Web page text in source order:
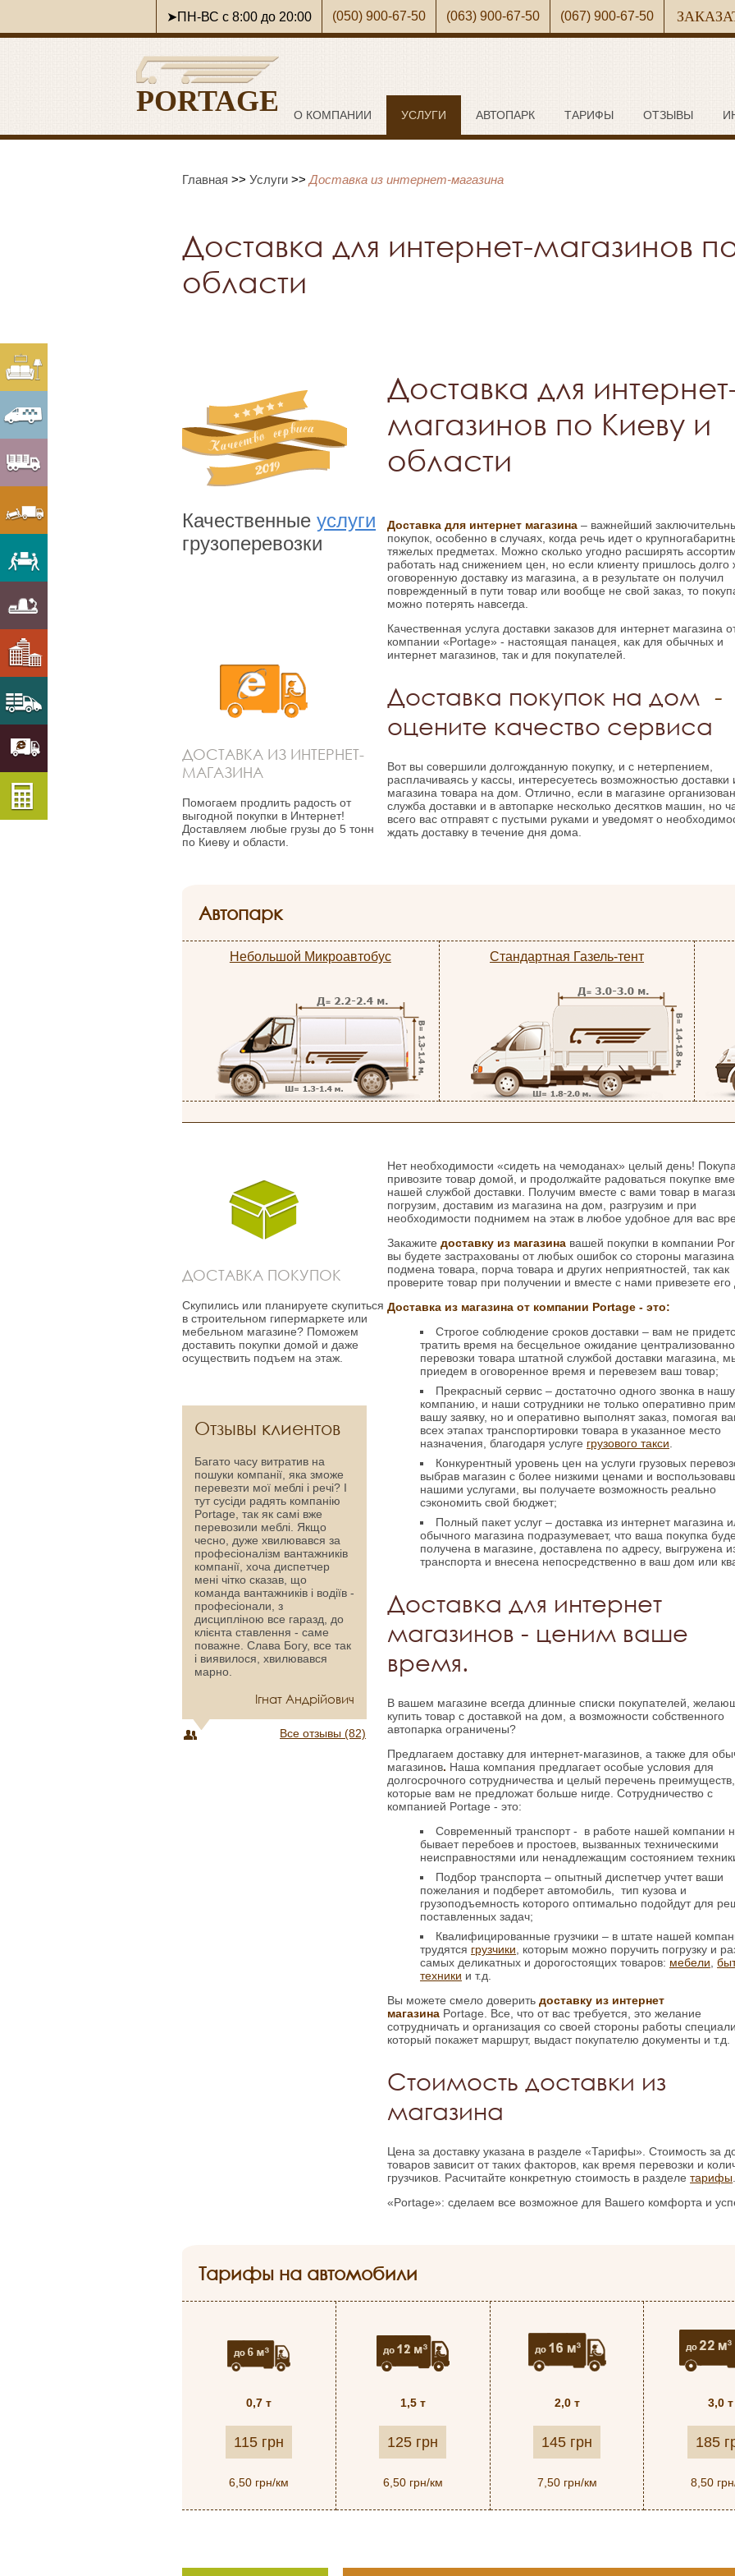
PORTAGE О КОМПАНИИ УСЛУГИ АВТОПАРК ТАРИФЫ ОТЗЫВЫ
➤ПН-ВС с 8:00 до 20:00 (050) 900-67-50 (063) 900-67-50 (067) 900-67-50
Главная >>Услуги >>Доставка из интернет-магазина
Доставка для интернет-магазинов
области
Качественныеуслуги
грузоперевозки
ДОСТАВКА ИЗ ИНТЕРНЕТ-
МАГАЗИНА
Помогаем продлить радость от
выгодной покупки в Интернет!
Доставляем любые грузы до 5 тонн
по Киеву и области.
Доставка для
магазинов по Киеву и
области
Доставка для интернет магазина – важнейший
покупок, особенно в случаях, когда речь идет о
тяжелых предметах. Можно сколько угодно расширять
работать над снижением цен, но если клиенту пришлось долго
оговоренную доставку из магазина, а в результате он получил
поврежденный в пути товар или вообще не свой заказ, то
можно потерять навсегда.
Качественная услуга доставки заказов для интернет магазина
компании «Portage» - настоящая панацея, как для обычных и
интернет магазинов, так и для покупателей.
Доставка покупок на дом -
оцените качество сервиса
Вот вы совершили долгожданную покупку, и с нетерпением,
расплачиваясь у кассы, интересуетесь возможностью доставки
магазина товара на дом. Отлично, если в магазине
служба доставки и в автопарке несколько десятков машин, но
всего вас отправят с пустыми руками и уведомят о
ждать доставку в течение дня дома.
Автопарк
Небольшой Микроавтобус Стандартная Газель-тент
ДОСТАВКА ПОКУПОК
Скупились или планируете скупиться
в строительном гипермаркете или
мебельном магазине? Поможем
доставить покупки домой и даже
осуществить подъем на этаж.
Отзывы клиентов
Багато часу витратив на
пошуки компанії, яка зможе
перевезти мої меблі і речі? І
тут сусіди радять компанію
Portage, так як самі вже
перевозили меблі. Якщо
чесно, дуже хвилювався за
професіоналізм вантажників
компанії, хоча диспетчер
мені чітко сказав, що
команда вантажників і водіїв -
професіонали, з
дисципліною все гаразд, до
клієнта ставлення - саме
поважне. Слава Богу, все так
і виявилося, хвилювався
марно.
Ігнат Андрійович
Все отзывы (82)
Нет необходимости «сидеть на чемоданах» целый день!
привозите товар домой, и продолжайте радоваться покупке
нашей службой доставки. Получим вместе с вами товар в
погрузим, доставим из магазина на дом, разгрузим и при
необходимости поднимем на этаж в любое удобное для вас
Закажитедоставку из магазина вашей покупки в компании
вы будете застрахованы от любых ошибок со стороны
подмена товара, порча товара и других неприятностей, так как
проверите товар при получении и вместе с нами привезете его
Доставка из магазина от компании Portage - это:
Строгое соблюдение сроков доставки – вам не
тратить время на бесцельное ожидание
перевозки товара штатной службой доставки магазина,
приедем в оговоренное время и перевезем ваш товар;
Прекрасный сервис – достаточно одного звонка в нашу
компанию, и наши сотрудники не только оперативно
вашу заявку, но и оперативно выполнят заказ, помогая
всех этапах транспортировки товара в указанное место
назначения, благодаря услуге грузового такси
Конкурентный уровень цен на услуги грузовых
выбрав магазин с более низкими ценами и
нашими услугами, вы получаете возможность реально
сэкономить свой бюджет;
Полный пакет услуг – доставка из интернет магазина
обычного магазина подразумевает, что ваша покупка
получена в магазине, доставлена по адресу, выгружена
транспорта и внесена непосредственно в ваш дом или
Доставка для интернет
магазинов - ценим ваше
время.
В вашем магазине всегда длинные списки покупателей,
купить товар с доставкой на дом, а возможности собственного
автопарка ограничены?
Предлагаем доставку для интернет-магазинов, а также для
магазинов. Наша компания предлагает особые условия для
долгосрочного сотрудничества и целый перечень преимуществ,
которые вам не предложат больше нигде. Сотрудничество с
компанией Portage - это:
Современный транспорт - в работе нашей компании
бывает перебоев и простоев, вызванных техническими
неисправностями или ненадлежащим состоянием
Подбор транспорта – опытный диспетчер учтет ваши
пожелания и подберет автомобиль, тип кузова и
грузоподъемность которого оптимально подойдут для
поставленных задач;
Квалифицированные грузчики – в штате нашей
трудятся грузчики , которым можно поручить погрузку и
самых деликатных и дорогостоящих товаров: мебели ,
техники и т.д.
Вы можете смело доверитьдоставку из интернет
магазина Portage. Все, что от вас требуется, это желание
сотрудничать и организация со своей стороны работы
который покажет маршрут, выдаст покупателю документы и т.д.
Стоимость доставки из
магазина
Цена за доставку указана в разделе «Тарифы». Стоимость за
товаров зависит от таких факторов, как время перевозки и
грузчиков. Расчитайте конкретную стоимость в разделетарифы
«Portage»: сделаем все возможное для Вашего комфорта и
Тарифы на автомобили
0,7 т
115 грн
6,50 грн/км
1,5 т
125 грн
6,50 грн/км
2,0 т
145 грн
7,50 грн/км
3,0 т
185
8,50